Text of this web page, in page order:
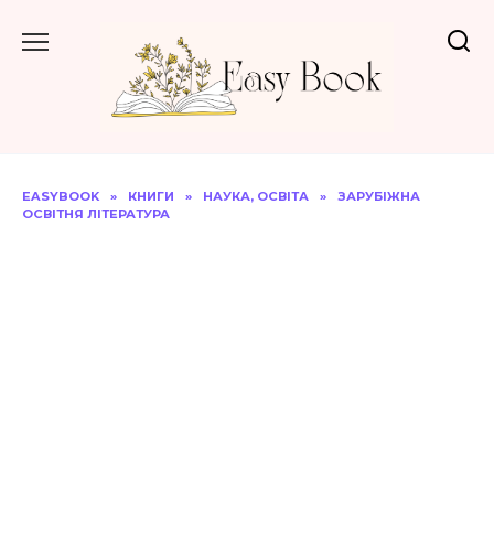
до
EASYBOOK » КНИГИ » НАУКА, ОСВІТА »
ЗАРУБІЖНА
ОСВІТНЯ ЛІТЕРАТУРА